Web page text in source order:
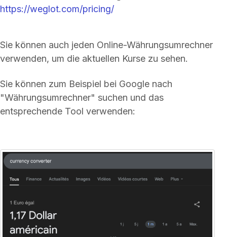
https://weglot.com/pricing/
Sie können auch jeden Online-Währungsumrechner
verwenden, um die aktuellen Kurse zu sehen.
Sie können zum Beispiel bei Google nach
"Währungsumrechner" suchen und das
entsprechende Tool verwenden: